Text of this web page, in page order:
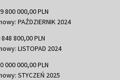
800 000,00 PLN
PAŹDZIERNIK 2024
800,00 PLN
LISTOPAD 2024
000 000,00 PLN
STYCZEŃ 2025